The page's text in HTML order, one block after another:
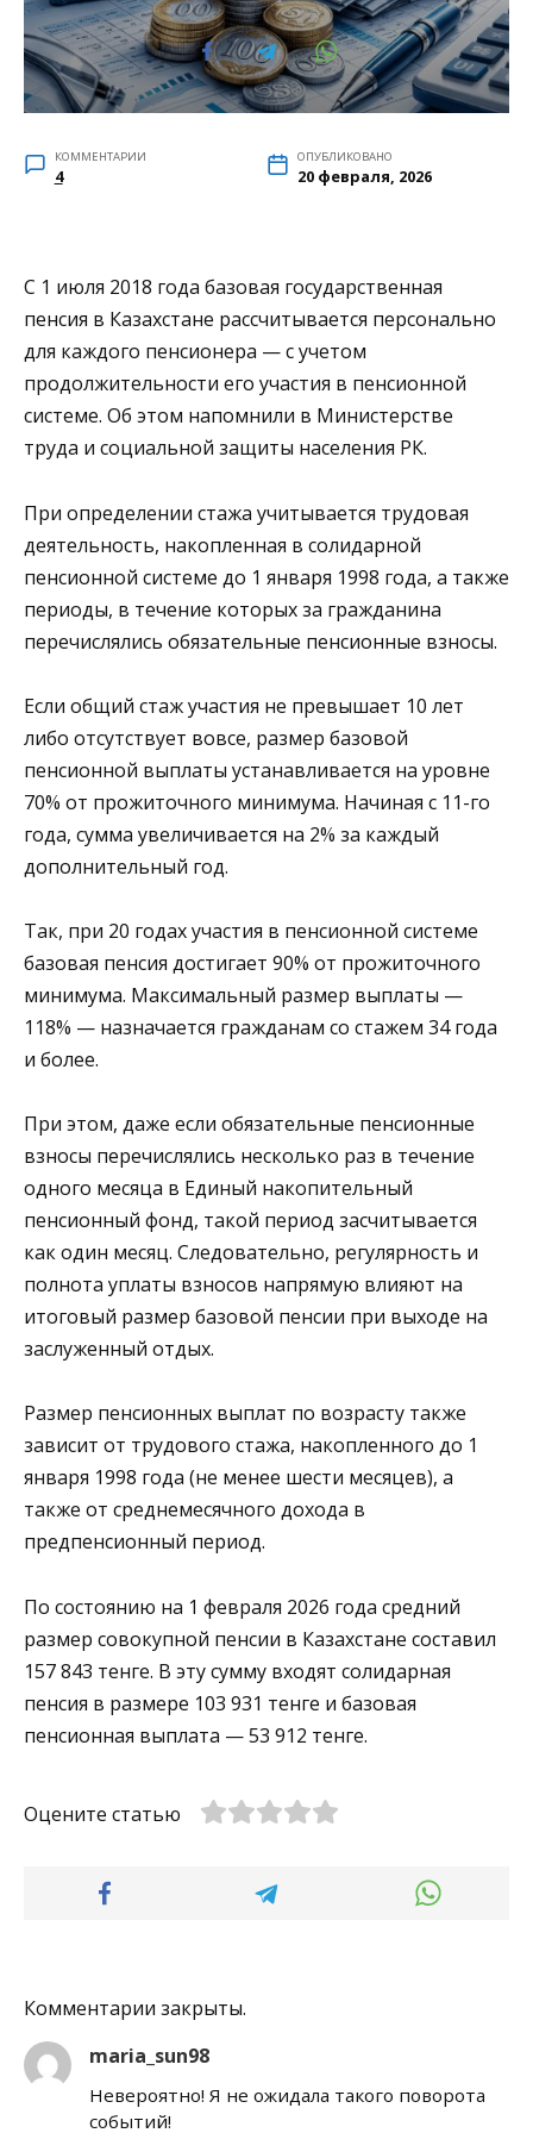
КОММЕНТАРИИ
4
ОПУБЛИКОВАНО
20 февраля, 2026
С 1 июля 2018 года базовая государственная
пенсия в Казахстане рассчитывается персонально
для каждого пенсионера — с учетом
продолжительности его участия в пенсионной
системе. Об этом напомнили в Министерстве
труда и социальной защиты населения РК.
При определении стажа учитывается трудовая
деятельность, накопленная в солидарной
пенсионной системе до 1 января 1998 года, а также
периоды, в течение которых за гражданина
перечислялись обязательные пенсионные взносы.
Если общий стаж участия не превышает 10 лет
либо отсутствует вовсе, размер базовой
пенсионной выплаты устанавливается на уровне
70% от прожиточного минимума. Начиная с 11-го
года, сумма увеличивается на 2% за каждый
дополнительный год.
Так, при 20 годах участия в пенсионной системе
базовая пенсия достигает 90% от прожиточного
минимума. Максимальный размер выплаты —
118% — назначается гражданам со стажем 34 года
и более.
При этом, даже если обязательные пенсионные
взносы перечислялись несколько раз в течение
одного месяца в Единый накопительный
пенсионный фонд, такой период засчитывается
как один месяц. Следовательно, регулярность и
полнота уплаты взносов напрямую влияют на
итоговый размер базовой пенсии при выходе на
заслуженный отдых.
Размер пенсионных выплат по возрасту также
зависит от трудового стажа, накопленного до 1
января 1998 года (не менее шести месяцев), а
также от среднемесячного дохода в
предпенсионный период.
По состоянию на 1 февраля 2026 года средний
размер совокупной пенсии в Казахстане составил
157 843 тенге. В эту сумму входят солидарная
пенсия в размере 103 931 тенге и базовая
пенсионная выплата — 53 912 тенге.
Оцените статью
Комментарии закрыты.
maria_sun98
Невероятно! Я не ожидала такого поворота
событий!